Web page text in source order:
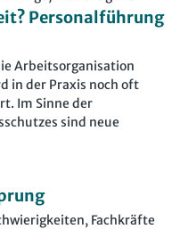
Personalführung
Arbeitsorganisation
in der Praxis noch oft
Im Sinne der
sind neue
Fachkräfte